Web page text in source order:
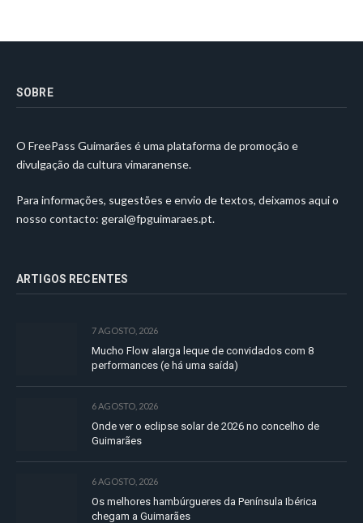
SOBRE
O FreePass Guimarães é uma plataforma de promoção e
divulgação da cultura vimaranense.
Para informações, sugestões e envio de textos, deixamos aqui o
nosso contacto: geral@fpguimaraes.pt.
ARTIGOS RECENTES
7 AGOSTO, 2026
Mucho Flow alarga leque de convidados com 8
performances (e há uma saída)
6 AGOSTO, 2026
Onde ver o eclipse solar de 2026 no concelho de
Guimarães
6 AGOSTO, 2026
Os melhores hambúrgueres da Península Ibérica
chegam a Guimarães